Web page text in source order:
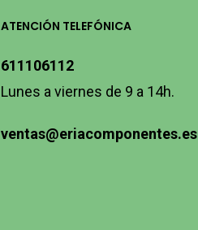
ATENCIÓN TELEFÓNICA
611106112
Lunes a viernes de 9 a 14h.
ventas@eriacomponentes.es